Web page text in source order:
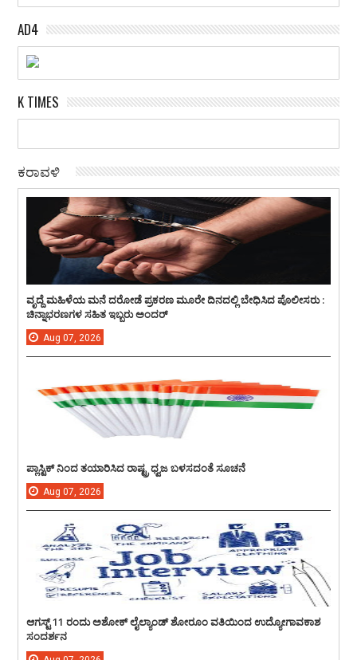
AD4
K TIMES
ಕರಾವಳಿ
ವೃದ್ದೆ ಮಹಿಳೆಯ ಮನೆ ದರೋಡೆ ಪ್ರಕರಣ ಮೂರೇ ದಿನದಲ್ಲಿ ಬೇಧಿಸಿದ ಪೊಲೀಸರು :
ಚಿನ್ನಾಭರಣಗಳ ಸಹಿತ ಇಬ್ಬರು ಅಂದರ್
Aug 07, 2026
ಪ್ಲಾಸ್ಟಿಕ್ ನಿಂದ ತಯಾರಿಸಿದ ರಾಷ್ಟ್ರ ಧ್ವಜ ಬಳಸದಂತೆ ಸೂಚನೆ
Aug 07, 2026
ಆಗಸ್ಟ್ 11 ರಂದು ಅಶೋಕ್ ಲೈಲ್ಯಾಂಡ್ ಶೋರೂಂ ವತಿಯಿಂದ ಉದ್ಯೋಗಾವಕಾಶ
ಸಂದರ್ಶನ